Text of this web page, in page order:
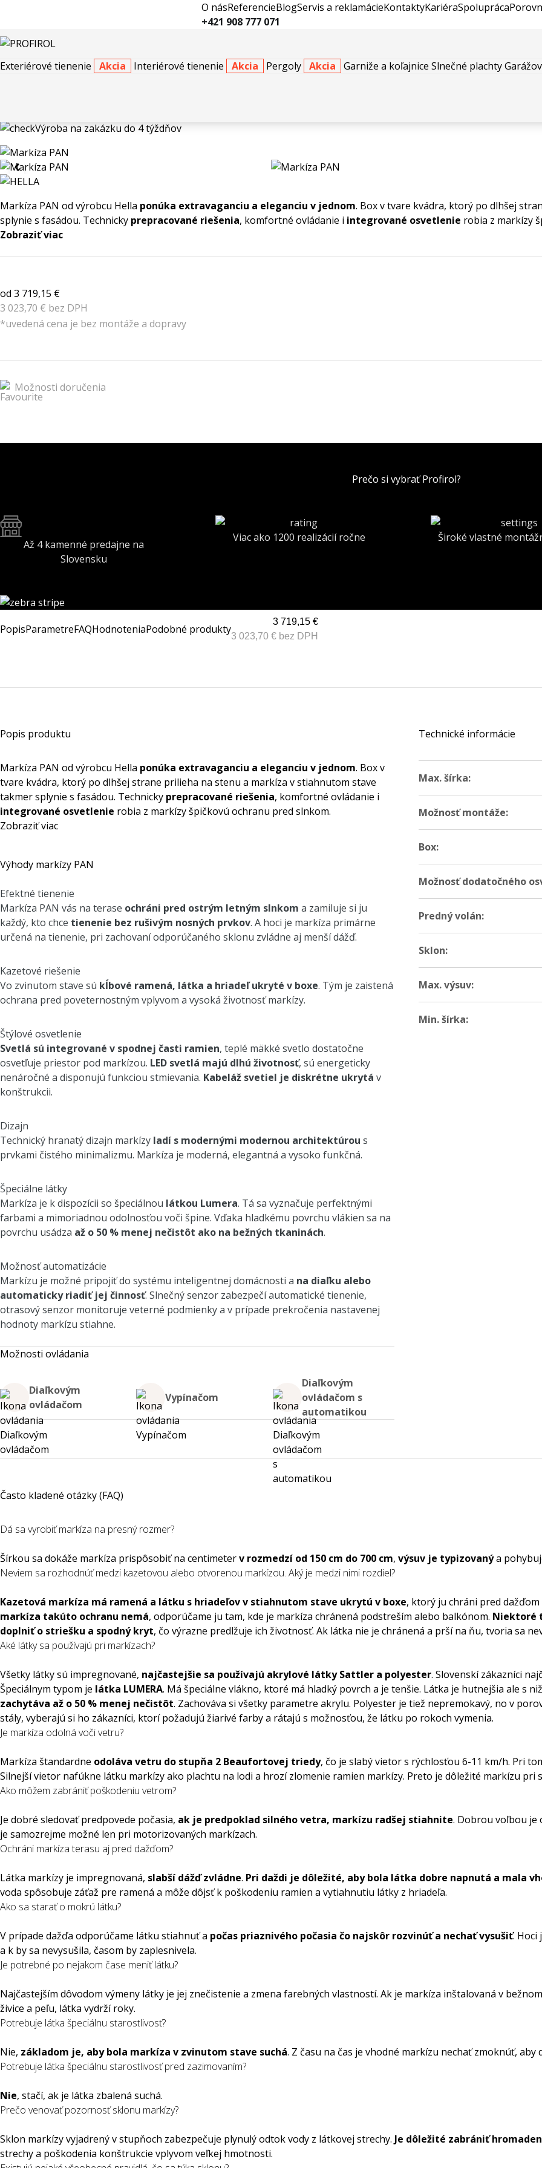
O násReferencieBlogServis a reklamácieKontaktyKariéraSpolupráca
+421 908 777 071
Exteriérové tienenie
Akcia Interiérové tienenie Akcia Pergoly Akcia Garniže a koľajnice Slnečné plachty
Výroba na zakázku do 4 týždňov
Markíza PAN od výrobcu Hella ponúka extravaganciu a eleganciu v jednom. Box v tvare kvádra, ktorý po dlhšej
splynie s fasádou. Technicky prepracované riešenia, komfortné ovládanie i integrované osvetlenie robia z markízy
Zobraziť viac
od 3 719,15 €
3 023,70 € bez DPH
*uvedená cena je bez montáže a dopravy
Možnosti doručenia
Prečo si vybrať Profirol?
Až 4 kamenné predajne na
Slovensku
Viac ako 1200 realizácií ročne Široké vlastné
PopisParametreFAQHodnoteniaPodobné produkty
3 719,15 €
3 023,70 € bez DPH
Popis produktu
Markíza PAN od výrobcu Hella ponúka extravaganciu a eleganciu v jednom. Box v
tvare kvádra, ktorý po dlhšej strane prilieha na stenu a markíza v stiahnutom stave
takmer splynie s fasádou. Technicky prepracované riešenia, komfortné ovládanie i
integrované osvetlenie robia z markízy špičkovú ochranu pred slnkom.
Zobraziť viac
Výhody markízy PAN
Efektné tienenie
Markíza PAN vás na terase ochráni pred ostrým letným slnkom a zamiluje si ju
každý, kto chce tienenie bez rušivým nosných prvkov. A hoci je markíza primárne
určená na tienenie, pri zachovaní odporúčaného sklonu zvládne aj menší dážď.
Kazetové riešenie
Vo zvinutom stave sú kĺbové ramená, látka a hriadeľ ukryté v boxe. Tým je zaistená
ochrana pred poveternostným vplyvom a vysoká životnosť markízy.
Štýlové osvetlenie
Svetlá sú integrované v spodnej časti ramien, teplé mäkké svetlo dostatočne
osvetľuje priestor pod markízou. LED svetlá majú dlhú životnosť, sú energeticky
nenáročné a disponujú funkciou stmievania. Kabeláž svetiel je diskrétne ukrytá v
konštrukcii.
Dizajn
Technický hranatý dizajn markízy ladí s modernými modernou architektúrou s
prvkami čistého minimalizmu. Markíza je moderná, elegantná a vysoko funkčná.
Špeciálne látky
Markíza je k dispozícii so špeciálnou látkou Lumera. Tá sa vyznačuje perfektnými
farbami a mimoriadnou odolnosťou voči špine. Vďaka hladkému povrchu vlákien sa na
povrchu usádza až o 50 % menej nečistôt ako na bežných tkaninách.
Možnosť automatizácie
Markízu je možné pripojiť do systému inteligentnej domácnosti a na diaľku alebo
automaticky riadiť jej činnosť. Slnečný senzor zabezpečí automatické tienenie,
otrasový senzor monitoruje veterné podmienky a v prípade prekročenia nastavenej
hodnoty markízu stiahne.
Možnosti ovládania
Diaľkovým
ovládačom
Vypínačom
Diaľkovým
ovládačom s
automatikou
Technické informácie
Max. šírka:
Možnosť montáže:
Box:
Možnosť dodatočného
Predný volán:
Sklon:
Max. výsuv:
Min. šírka:
Často kladené otázky (FAQ)
Dá sa vyrobiť markíza na presný rozmer?
Šírkou sa dokáže markíza prispôsobiť na centimeterv rozmedzí od 150 cm do 700 cm, výsuv je typizovanýa
Neviem sa rozhodnúť medzi kazetovou alebo otvorenou markízou. Aký je medzi nimi rozdiel?
Kazetová markíza má ramená a látku s hriadeľov v stiahnutom stave ukrytú v boxe, ktorý ju chráni pred
markíza takúto ochranu nemá, odporúčame ju tam, kde je markíza chránená podstreším alebo balkónom. Niektoré
doplniť o striešku a spodný kryt, čo výrazne predlžuje ich životnosť. Ak látka nie je chránená a prší na ňu, tvoria sa
Aké látky sa používajú pri markízach?
Všetky látky sú impregnované, najčastejšie sa používajú akrylové látky Sattler a polyester. Slovenskí zákazníci
Špeciálnym typom je látka LUMERA. Má špeciálne vlákno, ktoré má hladký povrch a je tenšie. Látka je hutnejšia ale s
zachytáva až o 50 % menej nečistôt. Zachováva si všetky parametre akrylu. Polyester je tiež nepremokavý, no v
stály, vyberajú si ho zákazníci, ktorí požadujú žiarivé farby a rátajú s možnosťou, že látku po rokoch vymenia.
Je markíza odolná voči vetru?
Markíza štandardne odoláva vetru do stupňa 2 Beaufortovej triedy, čo je slabý vietor s rýchlosťou 6-11 km/h. Pri
Silnejší vietor nafúkne látku markízy ako plachtu na lodi a hrozí zlomenie ramien markízy. Preto je dôležité markízu pri
Ako môžem zabrániť poškodeniu vetrom?
Je dobré sledovať predpovede počasia, ak je predpoklad silného vetra, markízu radšej stiahnite. Dobrou voľbou je
je samozrejme možné len pri motorizovaných markízach.
Ochráni markíza terasu aj pred dažďom?
Látka markízy je impregnovaná, slabší dážď zvládne. Pri daždi je dôležité, aby bola látka dobre napnutá a mala
voda spôsobuje záťaž pre ramená a môže dôjsť k poškodeniu ramien a vytiahnutiu látky z hriadeľa.
Ako sa starať o mokrú látku?
V prípade dažďa odporúčame látku stiahnuť a počas priaznivého počasia čo najskôr rozvinúť a nechať vysušiť.
a k by sa nevysušila, časom by zaplesnivela.
Je potrebné po nejakom čase meniť látku?
Najčastejším dôvodom výmeny látky je jej znečistenie a zmena farebných vlastností. Ak je markíza inštalovaná v
živice a peľu, látka vydrží roky.
Potrebuje látka špeciálnu starostlivosť?
Nie, základom je, aby bola markíza v zvinutom stave suchá. Z času na čas je vhodné markízu nechať zmoknúť,
Potrebuje látka špeciálnu starostlivosť pred zazimovaním?
Nie, stačí, ak je látka zbalená suchá.
Prečo venovať pozornosť sklonu markízy?
Sklon markízy vyjadrený v stupňoch zabezpečuje plynulý odtok vody z látkovej strechy. Je dôležité zabrániť
strechy a poškodenia konštrukcie vplyvom veľkej hmotnosti.